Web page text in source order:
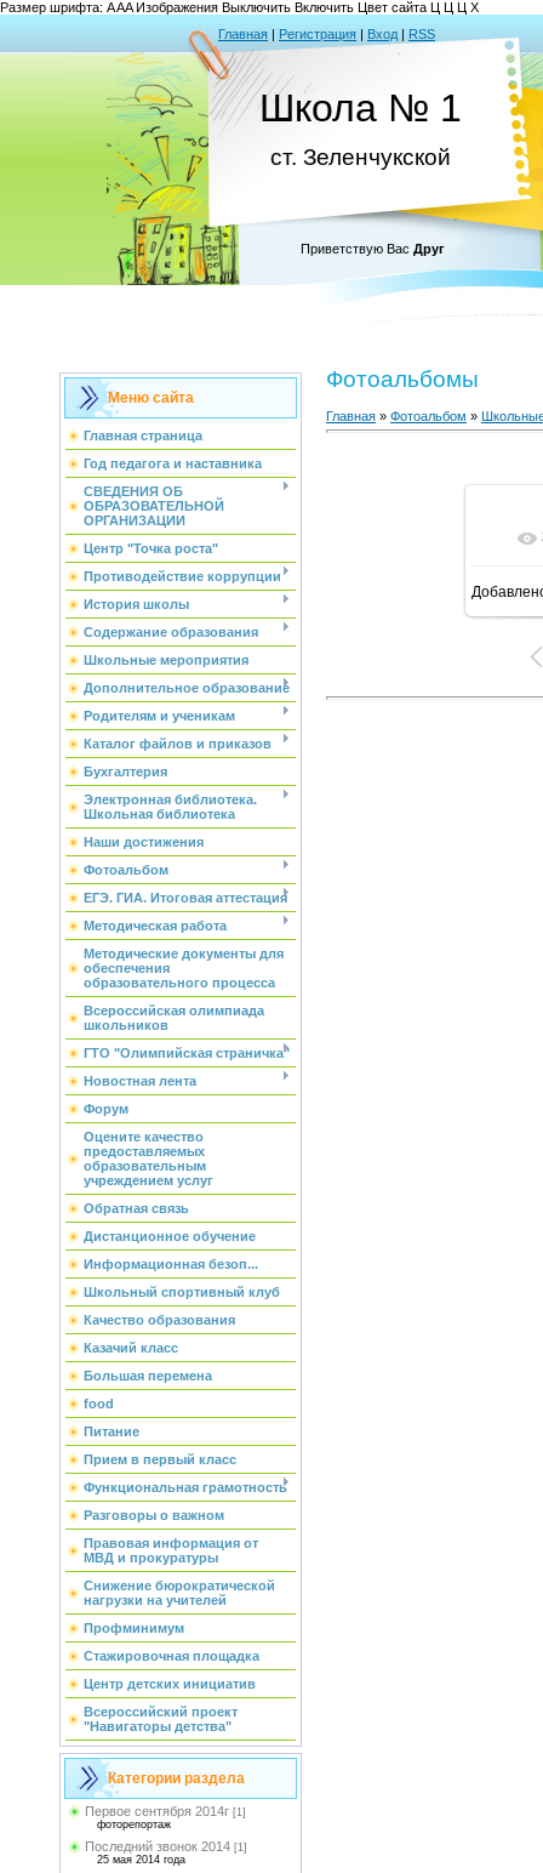
Размер шрифта: AAAИзображения Выключить Включить Цвет сайта Ц Ц Ц Х
Главная | Регистрация | Вход | RSS
Школа № 1
ст. Зеленчукской
Приветствую Вас Друг
Меню сайта
Главная страница
Год педагога и наставника
СВЕДЕНИЯ ОБ
ОБРАЗОВАТЕЛЬНОЙ
ОРГАНИЗАЦИИ
Центр "Точка роста"
Противодействие коррупции
История школы
Содержание образования
Школьные мероприятия
Дополнительное образование
Родителям и ученикам
Каталог файлов и приказов
Бухгалтерия
Электронная библиотека.
Школьная библиотека
Наши достижения
Фотоальбом
ЕГЭ. ГИА. Итоговая аттестация
Методическая работа
Методические документы для
обеспечения
образовательного процесса
Всероссийская олимпиада
школьников
ГТО "Олимпийская страничка"
Новостная лента
Форум
Оцените качество
предоставляемых
образовательным
учреждением услуг
Обратная связь
Дистанционное обучение
Информационная безоп...
Школьный спортивный клуб
Качество образования
Казачий класс
Большая перемена
food
Питание
Прием в первый класс
Функциональная грамотность
Разговоры о важном
Правовая информация от
МВД и прокуратуры
Снижение бюрократической
нагрузки на учителей
Профминимум
Стажировочная площадка
Центр детских инициатив
Всероссийский проект
"Навигаторы детства"
Категории раздела
Первое сентября 2014г [1]
фоторепортаж
Последний звонок 2014 [1]
25 мая 2014 года
Фотоальбомы
Главная » Фотоальбом »